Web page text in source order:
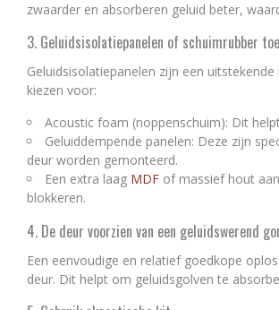
zwaarder en absorberen geluid beter,
3. Geluidsisolatiepanelen of schuimrubber
Geluidsisolatiepanelen zijn een
kiezen voor:
Acoustic foam (noppenschuim): Dit
Geluiddempende panelen: Deze zijn
deur worden gemonteerd.
Een extra laag MDF of massief hout
blokkeren.
4. De deur voorzien van een geluidswerend
Een eenvoudige en relatief goedkope
deur. Dit helpt om geluidsgolven te